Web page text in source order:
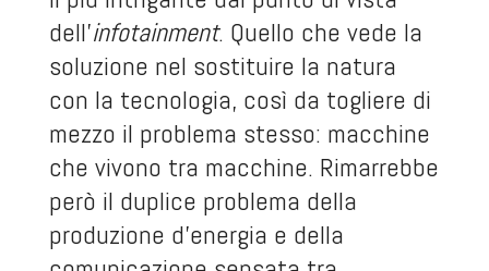
dell’infotainment. Quello che vede la
soluzione nel sostituire la natura
con la tecnologia, così da togliere di
mezzo il problema stesso: macchine
che vivono tra macchine. Rimarrebbe
però il duplice problema della
produzione d’energia e della